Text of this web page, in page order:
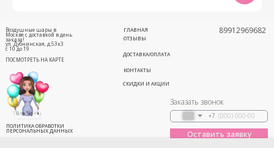
ул. Дубнинская, д.53к3
с 10 до 19
ПОСМОТРЕТЬ НА КАРТЕ
ОТЗЫВЫ
ГЛАВНАЯ
ДОСТАВКА/ОПЛАТА
СКИДКИ И АКЦИИ
КОНТАКТЫ
89912969682
Воздушные шары в
Москве с доставкой в день
заказа!
Заказать звонок
+7
Оставить заявку
ПОЛИТИКА ОБРАБОТКИ
ПЕРСОНАЛЬНЫХ ДАННЫХ